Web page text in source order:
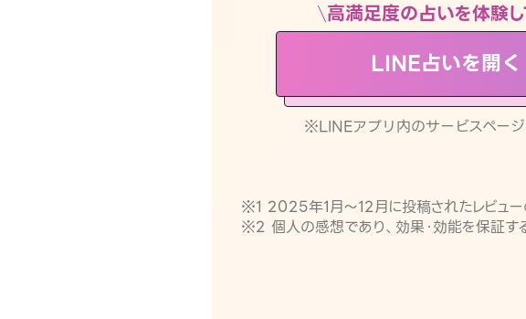
高満足度の占いを体験し
LINE占いを開く
※LINEアプリ内のサービスペー
※1 2025年1月〜12月に投稿されたレビュ
※2 個人の感想であり、効果・効能を保証す